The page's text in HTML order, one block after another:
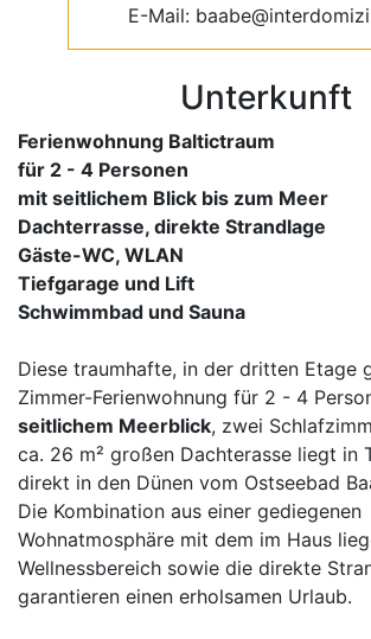
E-Mail:
Unterkunft
Ferienwohnung Baltictraum
für 2 - 4 Personen
mit seitlichem Blick bis zum Meer
Dachterrasse, direkte Strandlage
Gäste-WC, WLAN
Tiefgarage und Lift
Schwimmbad und Sauna
Diese traumhafte, in der dritten Etage
Zimmer-Ferienwohnung für 2 - 4
seitlichem Meerblick, zwei
ca. 26 m² großen Dachterasse liegt in
direkt in den Dünen vom Ostseebad
Die Kombination aus einer gediegenen
Wohnatmosphäre mit dem im Haus
Wellnessbereich sowie die direkte
garantieren einen erholsamen Urlaub.